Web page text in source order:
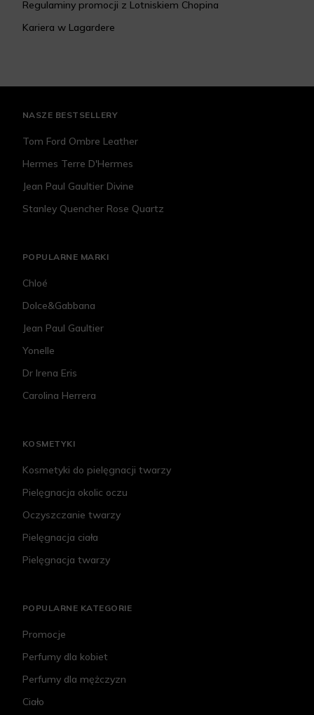
Regulaminy promocji z Lotniskiem Chopina
Kariera w Lagardere
NASZE BESTSELLERY
Tom Ford Ombre Leather
Hermes Terre D'Hermes
Jean Paul Gaultier Divine
Stanley Quencher Rose Quartz
POPULARNE MARKI
Chloé
Dolce&Gabbana
Jean Paul Gaultier
Yonelle
Dr Irena Eris
Carolina Herrera
KOSMETYKI
Kosmetyki do pielęgnacji twarzy
Pielęgnacja okolic oczu
Oczyszczanie twarzy
Pielęgnacja ciała
Pielęgnacja twarzy
POPULARNE KATEGORIE
Promocje
Perfumy dla kobiet
Perfumy dla mężczyzn
Ciało